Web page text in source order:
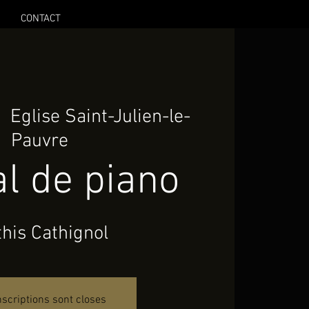
CONTACT
Eglise Saint-Julien-le-
Pauvre
de piano
Cathignol
sont closes